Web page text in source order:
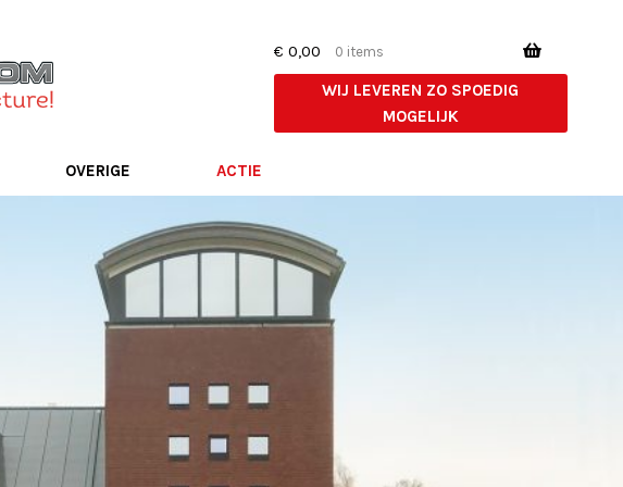
€ 0,00 0 items
WIJ LEVEREN ZO SPOEDIG
MOGELIJK
OVERIGE ACTIE